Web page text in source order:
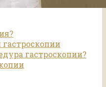
гастроскопии?